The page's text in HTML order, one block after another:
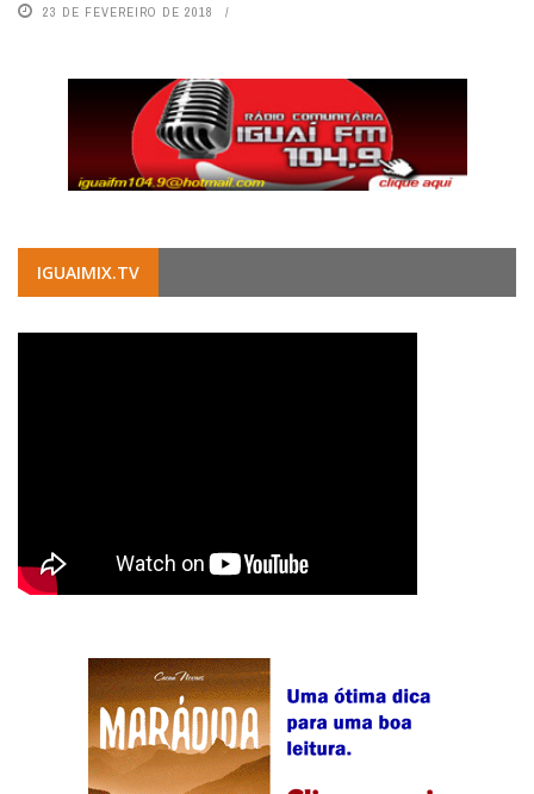
23 DE FEVEREIRO DE 2018
IGUAIMIX.TV